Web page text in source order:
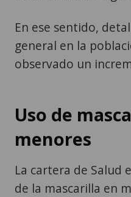
En ese sentido,
general en la
observado un
Uso de
menores
La cartera de Salud
de la mascarilla en